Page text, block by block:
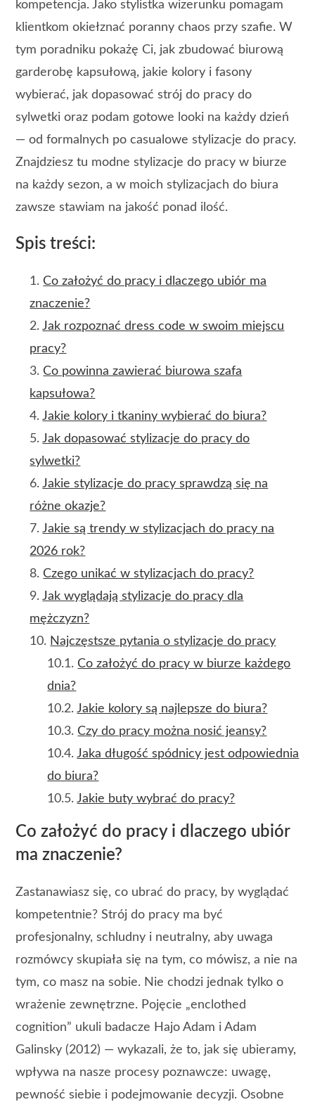
kompetencja. Jako stylistka wizerunku pomagam
klientkom okiełznać poranny chaos przy szafie. W
tym poradniku pokażę Ci, jak zbudować biurową
garderobę kapsułową, jakie kolory i fasony
wybierać, jak dopasować strój do pracy do
sylwetki oraz podam gotowe looki na każdy dzień
— od formalnych po casualowe stylizacje do pracy.
Znajdziesz tu modne stylizacje do pracy w biurze
na każdy sezon, a w moich stylizacjach do biura
zawsze stawiam na jakość ponad ilość.
Spis treści:
Co założyć do pracy i dlaczego ubiór ma
znaczenie?
Jak rozpoznać dress code w swoim miejscu
pracy?
Co powinna zawierać biurowa szafa
kapsułowa?
Jakie kolory i tkaniny wybierać do biura?
Jak dopasować stylizacje do pracy do
sylwetki?
Jakie stylizacje do pracy sprawdzą się na
różne okazje?
Jakie są trendy w stylizacjach do pracy na
2026 rok?
Czego unikać w stylizacjach do pracy?
Jak wyglądają stylizacje do pracy dla
mężczyzn?
Najczęstsze pytania o stylizacje do pracy
Co założyć do pracy w biurze każdego
dnia?
Jakie kolory są najlepsze do biura?
Czy do pracy można nosić jeansy?
Jaka długość spódnicy jest odpowiednia
do biura?
Jakie buty wybrać do pracy?
Co założyć do pracy i dlaczego ubiór
ma znaczenie?
Zastanawiasz się, co ubrać do pracy, by wyglądać
kompetentnie? Strój do pracy ma być
profesjonalny, schludny i neutralny, aby uwaga
rozmówcy skupiała się na tym, co mówisz, a nie na
tym, co masz na sobie. Nie chodzi jednak tylko o
wrażenie zewnętrzne. Pojęcie „enclothed
cognition” ukuli badacze Hajo Adam i Adam
Galinsky (2012) — wykazali, że to, jak się ubieramy,
wpływa na nasze procesy poznawcze: uwagę,
pewność siebie i podejmowanie decyzji. Osobne